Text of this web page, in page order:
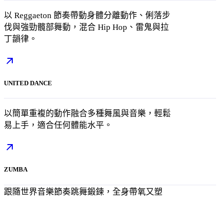
以 Reggaeton 節奏帶動身體分離動作、俐落步
伐與強勁髖部舞動，混合 Hip Hop、雷鬼與拉
丁韻律。
UNITED DANCE
以簡單重複的動作融合多種舞風與音樂，輕鬆
易上手，適合任何體能水平。
ZUMBA
跟隨世界音樂節奏跳舞鍛鍊，全身帶氧又塑